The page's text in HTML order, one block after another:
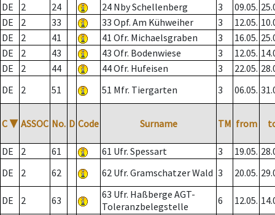
DE
2 24 24 Nby Schellenberg 3 09.05.
DE
2 33 33 Opf. Am Kühweiher 3 12.05.
DE
2 41 41 Ofr. Michaelsgraben 3 16.05.
DE
2 43 43 Ofr. Bodenwiese 3 12.05.
DE
2 44 44 Ofr. Hufeisen 3 22.05.
DE
2 51 51 Mfr. Tiergarten 3 06.05.
C ▼ ASSOC No. D Code Surname TM from
DE 2 61 61 Ufr. Spessart 3 19.05.
DE
2 62 62 Ufr. Gramschatzer Wald 3 20.05.
DE 2 63
63 Ufr. Haßberge AGT-
Toleranzbelegstelle
6 12.05.